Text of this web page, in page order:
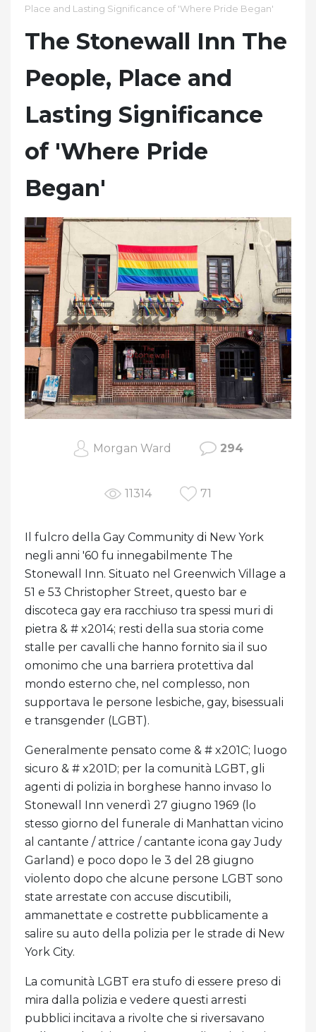
Place and Lasting Significance of 'Where Pride Began'
The Stonewall Inn The
People, Place and
Lasting Significance
of 'Where Pride
Began'
Morgan Ward 294
11314 71
Il fulcro della Gay Community di New York
negli anni '60 fu innegabilmente The
Stonewall Inn. Situato nel Greenwich Village a
51 e 53 Christopher Street, questo bar e
discoteca gay era racchiuso tra spessi muri di
pietra & # x2014; resti della sua storia come
stalle per cavalli che hanno fornito sia il suo
omonimo che una barriera protettiva dal
mondo esterno che, nel complesso, non
supportava le persone lesbiche, gay, bisessuali
e transgender (LGBT).
Generalmente pensato come & # x201C; luogo
sicuro & # x201D; per la comunità LGBT, gli
agenti di polizia in borghese hanno invaso lo
Stonewall Inn venerdì 27 giugno 1969 (lo
stesso giorno del funerale di Manhattan vicino
al cantante / attrice / cantante icona gay Judy
Garland) e poco dopo le 3 del 28 giugno
violento dopo che alcune persone LGBT sono
state arrestate con accuse discutibili,
ammanettate e costrette pubblicamente a
salire su auto della polizia per le strade di New
York City.
La comunità LGBT era stufo di essere preso di
mira dalla polizia e vedere questi arresti
pubblici incitava a rivolte che si riversavano